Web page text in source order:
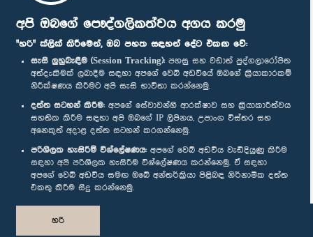
අපි ඔබගේ පෞද්ගලිකත්වය අගය කරමු
"හරි" ක්ලික් කිරීමෙන්, ඔබ පහත සඳහන් දේට එකඟ වේ:
සැසි ලුහුබැඳීම (Session Tracking): පහසු සහ වඩාත් පුද්ගලාරෝපිත
අත්දැකීමක් ලබාදීම සඳහා අපගේ වෙබ් අඩවියේ ඔබගේ ක්‍රියාකාරකම්
නිරීක්ෂණය කිරීමට අපි සැසි භාවිතා කරන්නෙමු.
දත්ත සටහන් කිරීම: අපගේ සේවාවන්හි ආරක්ෂාව සහ ක්‍රියාකාරීත්වය
සහතික කිරීම සඳහා අපි ඔබගේ IP ලිපිනය, උපාංග විස්තර සහ
අනෙකුත් අදාළ දත්ත සටහන් කරගන්නෙමු.
පරිශීලක හැසිරීම් විශ්ලේෂණය: අපගේ වෙබ් අඩවිය වැඩිදියුණු කිරීම
සඳහා අපි පරිශීලක හැසිරීම විශ්ලේෂණය කරන්නෙමු. ඒ සඳහා
අපගේ වෙබ් අඩවිය සමඟ ඔබේ අන්තර්ක්‍රියා පිළිබඳ නිර්නාමික දත්ත
එකතු කිරීම සිදු කරන්නෙමු.
හරි
පාර්ලිමේන්තු ජංගම යෙදුම
අප හා සම්බන්ධ වී සිටින්න :
සම්මාන
පෞද්ගලිකත්ව ප්‍රතිපත්තිය